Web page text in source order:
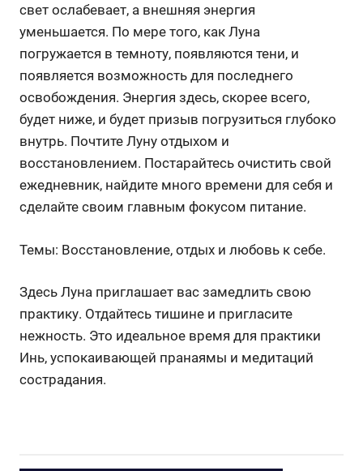
свет ослабевает, а внешняя энергия
уменьшается. По мере того, как Луна
погружается в темноту, появляются тени, и
появляется возможность для последнего
освобождения. Энергия здесь, скорее всего,
будет ниже, и будет призыв погрузиться глубоко
внутрь. Почтите Луну отдыхом и
восстановлением. Постарайтесь очистить свой
ежедневник, найдите много времени для себя и
сделайте своим главным фокусом питание.
Темы: Восстановление, отдых и любовь к себе.
Здесь Луна приглашает вас замедлить свою
практику. Отдайтесь тишине и пригласите
нежность. Это идеальное время для практики
Инь, успокаивающей пранаямы и медитаций
сострадания.